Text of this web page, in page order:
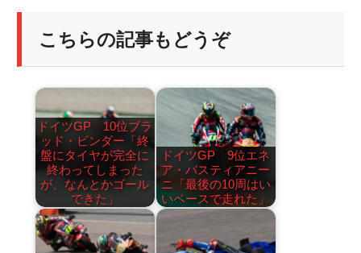
こちらの記事もどうぞ
ドイツGP 10位ブラ
ッド・ビンダー「終
盤にタイヤが完全に
終わってしまった
が、なんとかゴール
できた」
ドイツGP 9位エネ
ア・バスティアニー
ニ「最後の10周はい
いペースで走れた」